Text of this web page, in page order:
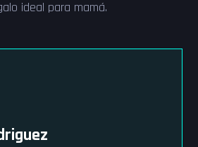
ideal para mamá.